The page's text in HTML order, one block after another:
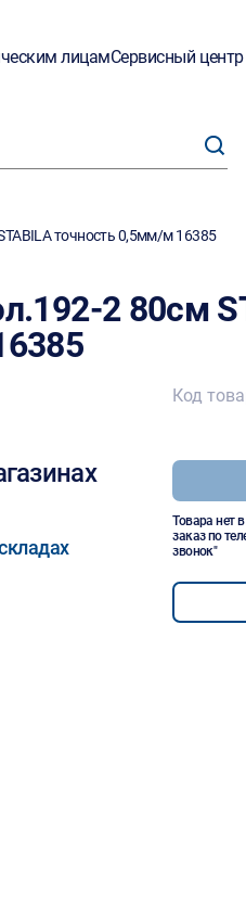
лицамСервисный центр
точность 0,5мм/м 16385
2 80см
Код
Товара нет
заказ по
звонок"